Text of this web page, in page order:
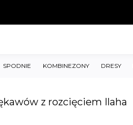
SPODNIE KOMBINEZONY DRESY
z rozcięciem Ilaha